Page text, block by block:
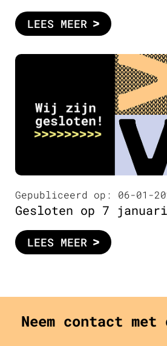
LEES MEER
Gepubliceerd op: 06-01-
Gesloten op 7 januari
LEES MEER
Neem contact met